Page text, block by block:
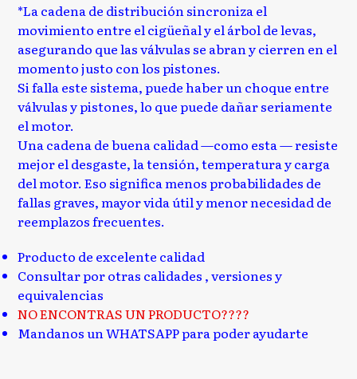
*La cadena de distribución sincroniza el
movimiento entre el cigüeñal y el árbol de levas,
asegurando que las válvulas se abran y cierren en el
momento justo con los pistones.
Si falla este sistema, puede haber un choque entre
válvulas y pistones, lo que puede dañar seriamente
el motor.
Una cadena de buena calidad —como esta — resiste
mejor el desgaste, la tensión, temperatura y carga
del motor. Eso significa menos probabilidades de
fallas graves, mayor vida útil y menor necesidad de
reemplazos frecuentes.
Producto de excelente calidad
Consultar por otras calidades , versiones y
equivalencias
NO ENCONTRAS UN PRODUCTO????
Mandanos un WHATSAPP para poder ayudarte